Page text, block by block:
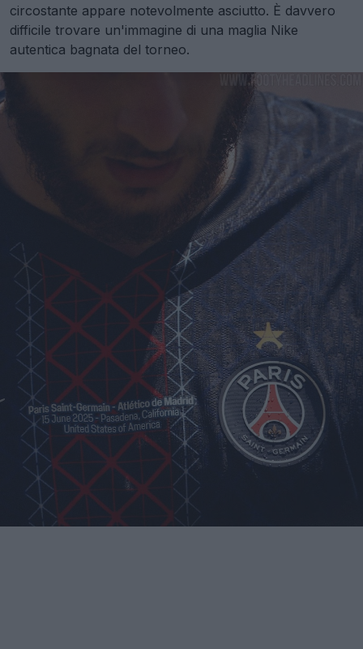
circostante appare notevolmente asciutto. È davvero
difficile trovare un'immagine di una maglia Nike
autentica bagnata del torneo.